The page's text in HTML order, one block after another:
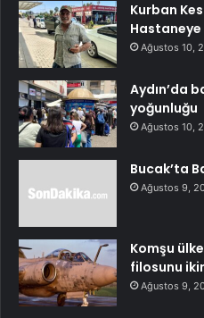
Kurban
Ağustos 10,
Aydın’da
yoğunluğu
Ağustos 10,
Bucak’ta
Ağustos 9,
Komşu
filosunu
Ağustos 9,